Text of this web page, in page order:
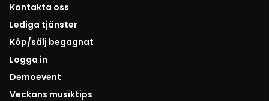
Kontakta oss
Lediga tjänster
Köp/sälj begagnat
Logga in
Demoevent
Veckans musiktips